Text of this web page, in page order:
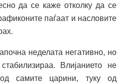
да се каже отколку да се
паѓаат и насловите
неделата негативно, но
Влијанието не
од самите царини, туку од